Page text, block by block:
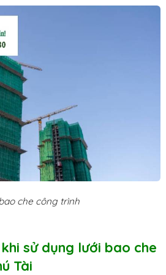
che công trình
sử dụng lưới bao che
Tài